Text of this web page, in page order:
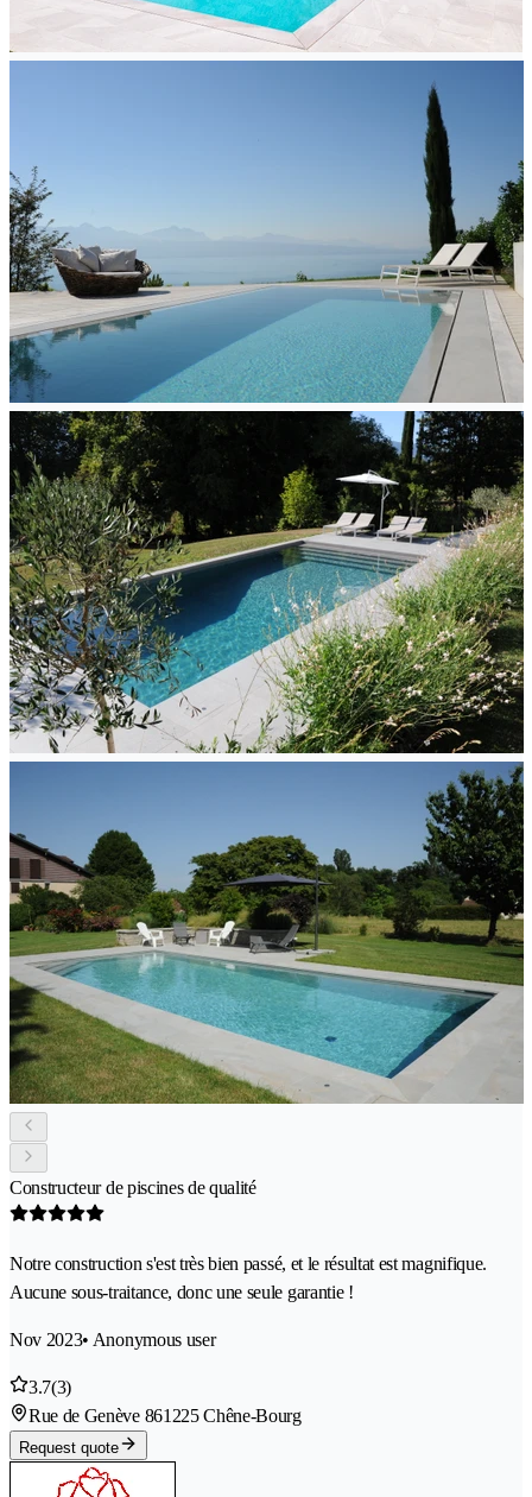
Constructeur de piscines de qualité
Notre construction s'est très bien passé, et le résultat est magnifique.
Aucune sous-traitance, donc une seule garantie !
Nov 2023• Anonymous user
3.7(3)
Rue de Genève 861225 Chêne-Bourg
Request quote